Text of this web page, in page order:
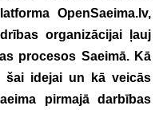
OpenSaeima.lv,
organizācijai ļauj
procesos Saeimā. Kā
šai idejai un kā veicās
pirmajā darbības